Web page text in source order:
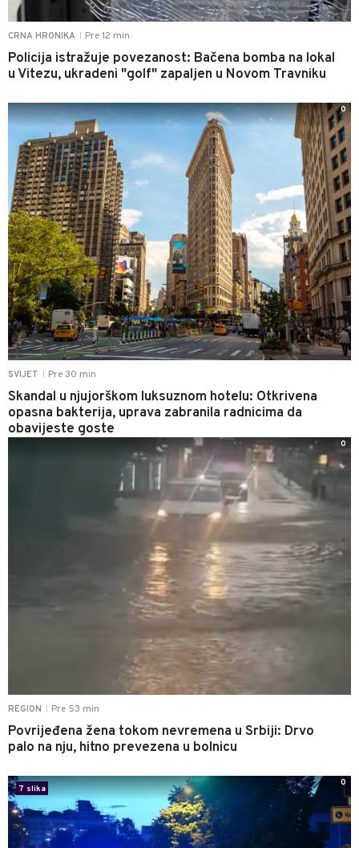
CRNA HRONIKA Pre 12 min
Policija istražuje povezanost: Bačena bomba na lokal
u Vitezu, ukradeni "golf" zapaljen u Novom Travniku
SVIJET Pre 30 min
Skandal u njujorškom luksuznom hotelu: Otkrivena
opasna bakterija, uprava zabranila radnicima da
obavijeste goste
0
REGION Pre 53 min
Povrijeđena žena tokom nevremena u Srbiji: Drvo
palo na nju, hitno prevezena u bolnicu
0
7 slika
0